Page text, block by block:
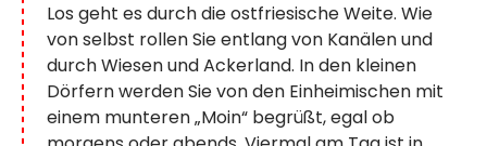
Los geht es durch die ostfriesische Weite. Wie
von selbst rollen Sie entlang von Kanälen und
durch Wiesen und Ackerland. In den kleinen
Dörfern werden Sie von den Einheimischen mit
einem munteren „Moin“ begrüßt, egal ob